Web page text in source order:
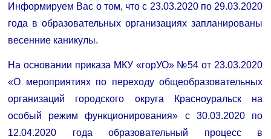
Информируем Вас о том, что с 23.03.2020 по 29.03.2020
года в образовательных организациях запланированы
весенние каникулы.
На основании приказа МКУ «горУО» №54 от 23.03.2020
«О мероприятиях по переходу общеобразовательных
организаций городского округа Красноуральск на
особый режим функционирования» с 30.03.2020 по
12.04.2020 года образовательный процесс в